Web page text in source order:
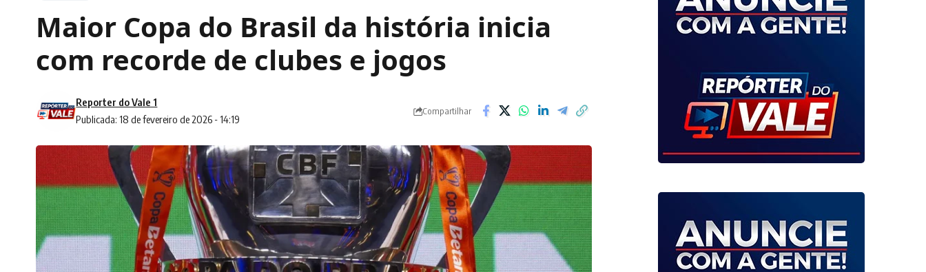
Maior Copa do Brasil da história inicia
com recorde de clubes e jogos
Publicada: 18 de fevereiro de 2026 - 14:19
Reporter do Vale 1
Compartilhar